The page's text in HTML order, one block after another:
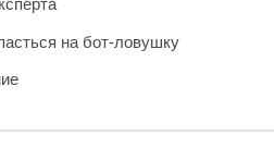
на бот‑ловушку